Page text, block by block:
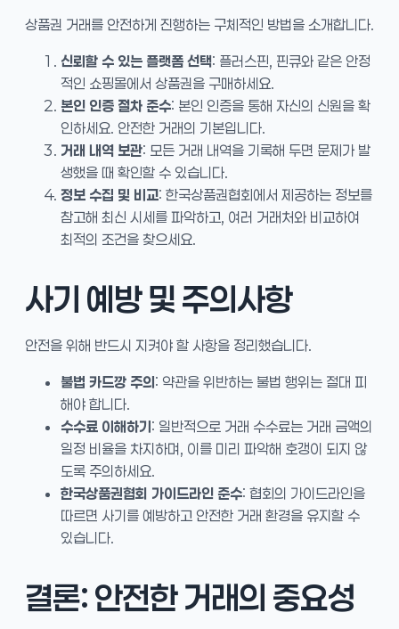
상품권 거래를 안전하게 진행하는 구체적인 방법을 소개합니다.
신뢰할 수 있는 플랫폼 선택: 플러스핀, 핀큐와 같은 안정
적인 쇼핑몰에서 상품권을 구매하세요.
본인 인증 절차 준수: 본인 인증을 통해 자신의 신원을 확
인하세요. 안전한 거래의 기본입니다.
거래 내역 보관: 모든 거래 내역을 기록해 두면 문제가 발
생했을 때 확인할 수 있습니다.
정보 수집 및 비교: 한국상품권협회에서 제공하는 정보를
참고해 최신 시세를 파악하고, 여러 거래처와 비교하여
최적의 조건을 찾으세요.
사기 예방 및 주의사항
안전을 위해 반드시 지켜야 할 사항을 정리했습니다.
불법 카드깡 주의: 약관을 위반하는 불법 행위는 절대 피
해야 합니다.
수수료 이해하기: 일반적으로 거래 수수료는 거래 금액의
일정 비율을 차지하며, 이를 미리 파악해 호갱이 되지 않
도록 주의하세요.
한국상품권협회 가이드라인 준수: 협회의 가이드라인을
따르면 사기를 예방하고 안전한 거래 환경을 유지할 수
있습니다.
결론: 안전한 거래의 중요성